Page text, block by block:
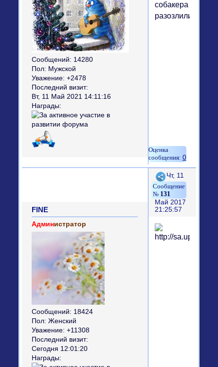
Сообщений: 14280
Пол: Мужской
Уважение: +2478
Последний визит:
Вт, 11 Май 2021 14:11:16
Награды:
собакера
разозлили?))
0
Поделиться
131
Чт, 11
Май 2017
21:25:57
FINE
Администратор
Сообщений: 18424
Пол: Женский
Уважение: +11308
Последний визит:
Сегодня 12:01:20
Награды: